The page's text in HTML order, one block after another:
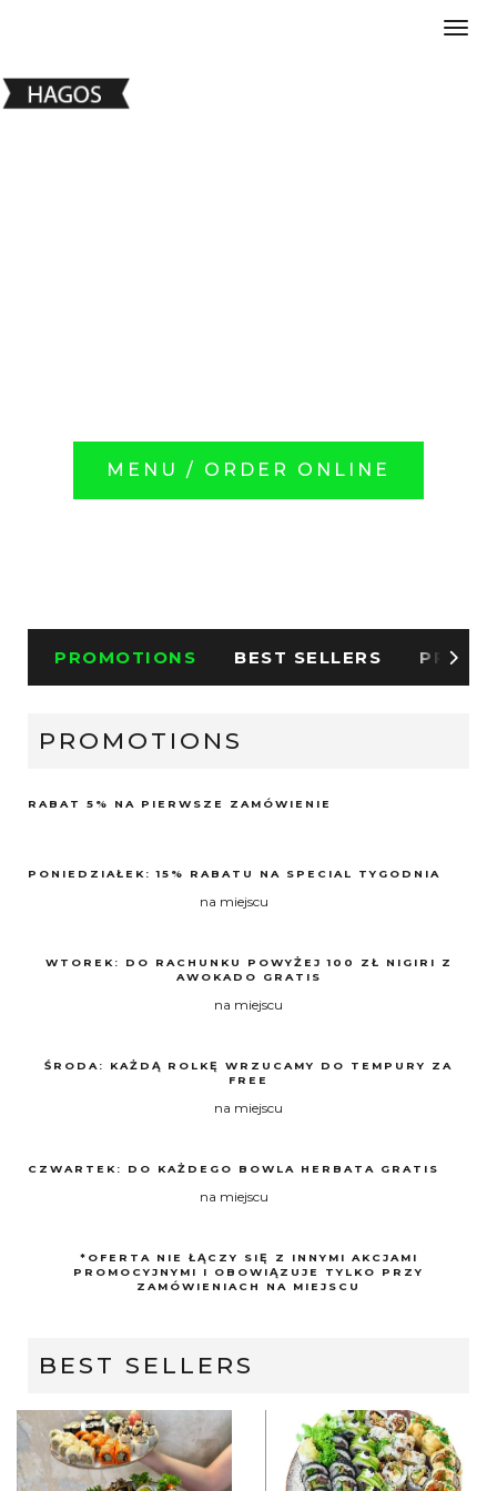
MENU / ORDER ONLINE
PROMOTIONS BEST SELLERS
PROMOTIONS
RABAT 5% NA PIERWSZE ZAMÓWIENIE
PONIEDZIAŁEK: 15% RABATU NA SPECIAL TYGODNIA
na miejscu
WTOREK: DO RACHUNKU POWYŻEJ 100 ZŁ NIGIRI Z
AWOKADO GRATIS
na miejscu
ŚRODA: KAŻDĄ ROLKĘ WRZUCAMY DO TEMPURY ZA
FREE
na miejscu
CZWARTEK: DO KAŻDEGO BOWLA HERBATA GRATIS
na miejscu
*OFERTA NIE ŁĄCZY SIĘ Z INNYMI AKCJAMI
PROMOCYJNYMI I OBOWIĄZUJE TYLKO PRZY
ZAMÓWIENIACH NA MIEJSCU
BEST SELLERS